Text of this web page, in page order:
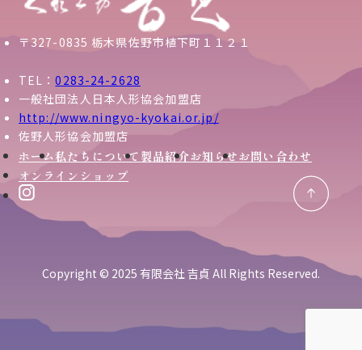
〒327-0835 栃木県佐野市植下町１１２１
TEL：0283-24-2628
一般社団法人日本人形協会加盟店
http://www.ningyo-kyokai.or.jp/
佐野人形協会加盟店
ホーム私たちについて 製品紹介お知らせお問い合わせ
オンラインショップ
Copyright © 2025 有限会社 吉貞 All Rights Reserved.